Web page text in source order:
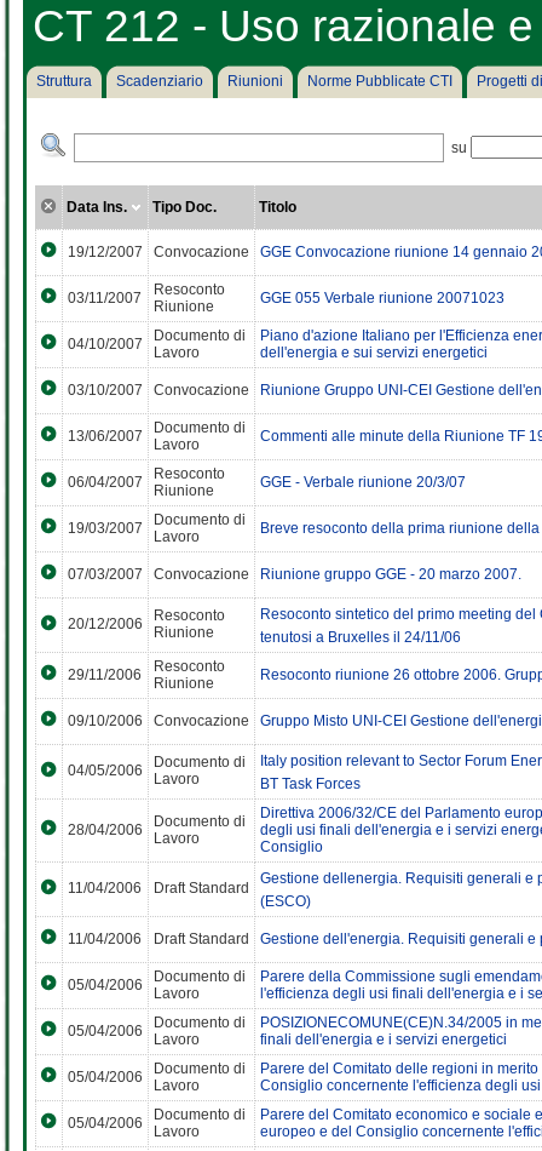
CT 212 - Uso razionale
Struttura Scadenziario Riunioni Norme Pubblicate CTI Progetti
su
Data Ins. Tipo Doc. Titolo
19/12/2007 Convocazione GGE Convocazione riunione 14 gennaio
03/11/2007
Resoconto
Riunione
GGE 055 Verbale riunione 20071023
04/10/2007
Documento di
Lavoro
Piano d'azione Italiano per l'Efficienza
dell'energia e sui servizi energetici
03/10/2007 Convocazione Riunione Gruppo UNI-CEI Gestione
13/06/2007
Documento di
Lavoro
Commenti alle minute della Riunione TF
06/04/2007
Resoconto
Riunione
GGE - Verbale riunione 20/3/07
19/03/2007
Documento di
Lavoro
Breve resoconto della prima riunione
07/03/2007 Convocazione Riunione gruppo GGE - 20 marzo 2007.
20/12/2006
Resoconto
Riunione
Resoconto sintetico del primo meeting del
tenutosi a Bruxelles il 24/11/06
29/11/2006
Resoconto
Riunione
Resoconto riunione 26 ottobre 2006.
09/10/2006 Convocazione Gruppo Misto UNI-CEI Gestione
04/05/2006
Documento di
Lavoro
Italy position relevant to Sector Forum
BT Task Forces
28/04/2006
Documento di
Lavoro
Direttiva 2006/32/CE del Parlamento
degli usi finali dell'energia e i servizi
Consiglio
11/04/2006 Draft Standard
Gestione dellenergia. Requisiti generali
(ESCO)
11/04/2006 Draft Standard Gestione dell'energia. Requisiti generali
05/04/2006
Documento di
Lavoro
Parere della Commissione sugli
l'efficienza degli usi finali dell'energia e i
05/04/2006
Documento di
Lavoro
POSIZIONECOMUNE(CE)N.34/2005 in
finali dell'energia e i servizi energetici
05/04/2006
Documento di
Lavoro
Parere del Comitato delle regioni in
Consiglio concernente l'efficienza degli
05/04/2006
Documento di
Lavoro
Parere del Comitato economico e sociale
europeo e del Consiglio concernente